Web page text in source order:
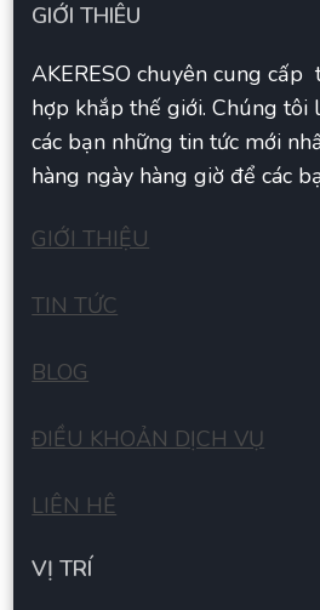
GIỚI THIÊU
AKERESO chuyên cung
hợp khắp thế giới. Chúng tôi
các bạn những tin tức mới
hàng ngày hàng giờ để các
GIỚI THIỆU
TIN TỨC
BLOG
ĐIỀU KHOẢN DỊCH VỤ
LIÊN HÊ
VỊ TRÍ